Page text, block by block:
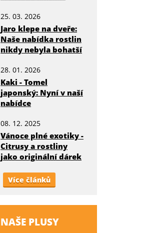
25. 03. 2026
Jaro klepe na dveře:
Naše nabídka rostlin
nikdy nebyla bohatší
28. 01. 2026
Kaki - Tomel
japonský: Nyní v naší
nabídce
08. 12. 2025
Vánoce plné exotiky -
Citrusy a rostliny
jako originální dárek
Více článků
NAŠE PLUSY